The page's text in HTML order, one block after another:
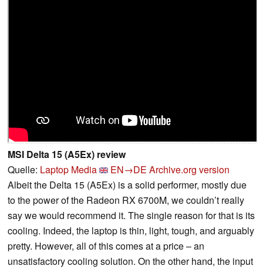
MSI Delta 15 (A5Ex) review
Quelle: Laptop Media EN→DE Archive.org version
Albeit the Delta 15 (A5Ex) is a solid performer, mostly due
to the power of the Radeon RX 6700M, we couldn’t really
say we would recommend it. The single reason for that is its
cooling. Indeed, the laptop is thin, light, tough, and arguably
pretty. However, all of this comes at a price – an
unsatisfactory cooling solution. On the other hand, the input